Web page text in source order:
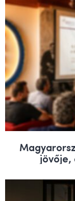
jövője,